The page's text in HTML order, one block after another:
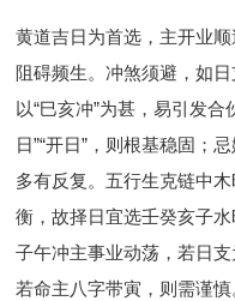
黄道吉日为首选，主开业
阻碍频生。冲煞须避，如
以“巳亥冲”为甚，易引发
日”“开日”，则根基稳固；
多有反复。五行生克链中
衡，故择日宜选壬癸亥子
子午冲主事业动荡，若日
若命主八字带寅，则需谨